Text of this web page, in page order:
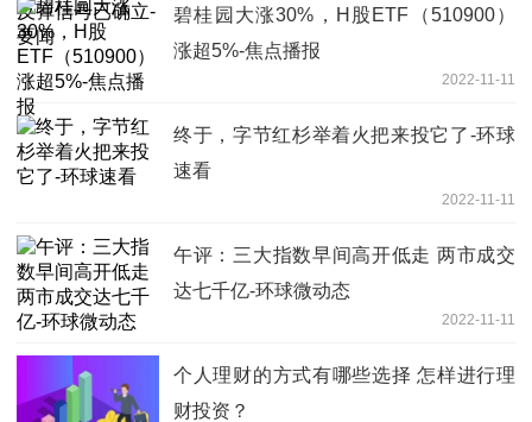
碧桂园大涨30%，H股ETF（510900）
涨超5%-焦点播报
2022-11-11
终于，字节红杉举着火把来投它了-环球
速看
2022-11-11
午评：三大指数早间高开低走 两市成交
达七千亿-环球微动态
2022-11-11
个人理财的方式有哪些选择 怎样进行理
财投资？